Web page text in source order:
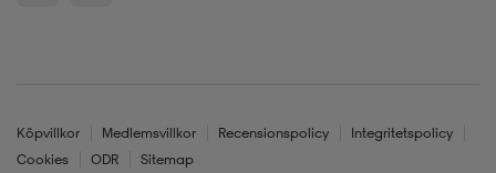
Köpvillkor Medlemsvillkor Recensionspolicy
Integritetspolicy
Cookies
ODR Sitemap